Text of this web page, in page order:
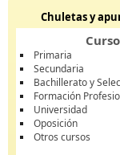
Chuletas y
Curso
Primaria
Secundaria
Bachillerato y
Formación
Universidad
Oposición
Otros cursos